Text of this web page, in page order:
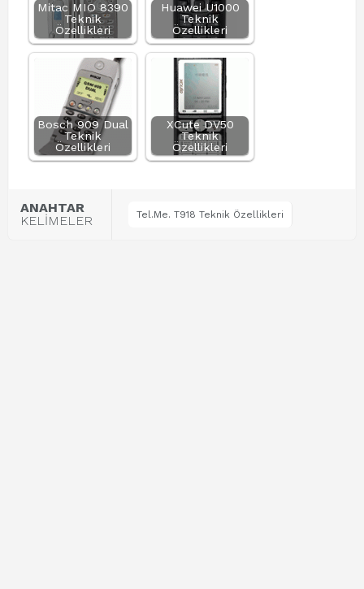
Mitac MIO 8390
Teknik
Özellikleri
Huawei U1000
Teknik
Özellikleri
Bosch 909 Dual
Teknik
Özellikleri
XCute DV50
Teknik
Özellikleri
ANAHTAR
KELİMELER
Tel.Me. T918 Teknik Özellikleri